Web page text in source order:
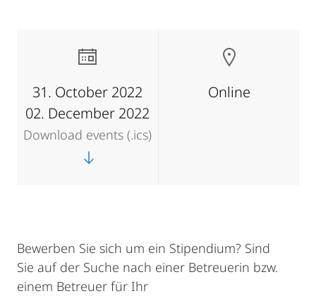
31. October 2022
02. December 2022
Download events (.ics)
Online
Bewerben Sie sich um ein Stipendium? Sind
Sie auf der Suche nach einer Betreuerin bzw.
einem Betreuer für Ihr